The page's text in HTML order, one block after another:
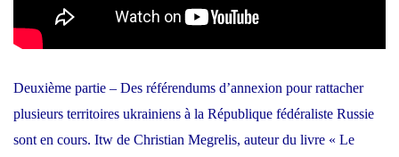
Deuxième partie – Des référendums d’annexion pour rattacher
plusieurs territoires ukrainiens à la République fédéraliste Russie
sont en cours. Itw de Christian Megrelis, auteur du livre « Le